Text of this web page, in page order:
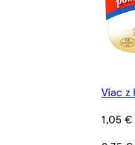
Viac z
1,05 €